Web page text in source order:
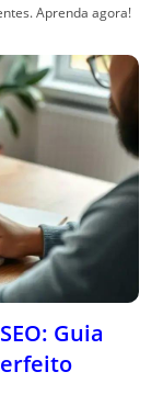
Aprenda agora!
Guia